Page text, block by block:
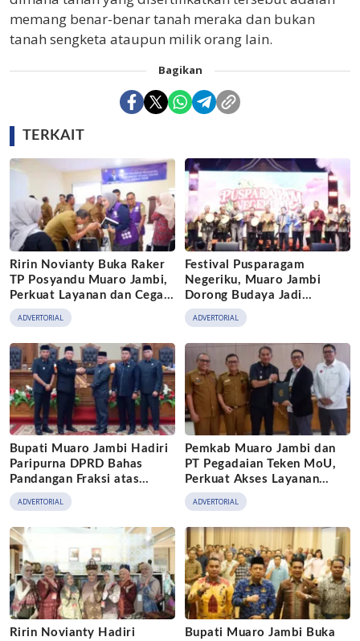
memang benar-benar tanah meraka dan bukan
tanah sengketa ataupun milik orang lain.
Bagikan
TERKAIT
Ririn Novianty Buka Raker
TP Posyandu Muaro Jambi,
Perkuat Layanan dan Cegah
Stunting
ADVERTORIAL
Festival Pusparagam
Negeriku, Muaro Jambi
Dorong Budaya Jadi
Penggerak Ekonomi Kreatif
ADVERTORIAL
Bupati Muaro Jambi Hadiri
Paripurna DPRD Bahas
Pandangan Fraksi atas
Ranperda
Pertanggungjawaban APBD
2025
ADVERTORIAL
Pemkab Muaro Jambi dan
PT Pegadaian Teken MoU,
Perkuat Akses Layanan
Keuangan bagi Masyarakat
ADVERTORIAL
Ririn Novianty Hadiri
Bupati Muaro Jambi Buka